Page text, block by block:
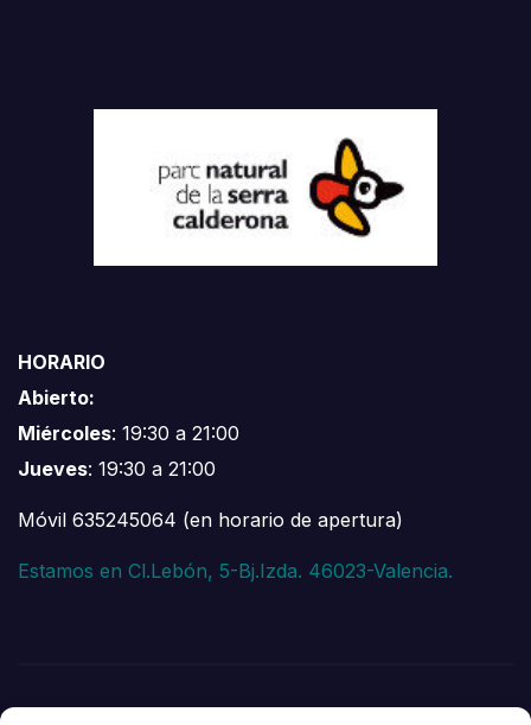
HORARIO
Abierto:
Miércoles: 19:30 a 21:00
Jueves: 19:30 a 21:00
Móvil 635245064 (en horario de apertura)
Estamos en Cl.Lebón, 5-Bj.Izda. 46023-Valencia.